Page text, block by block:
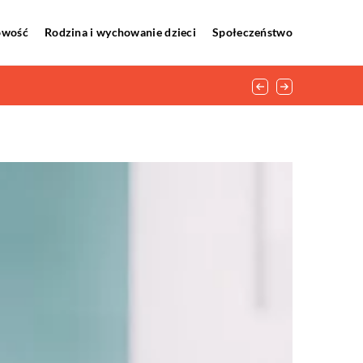
Rodzina i wychowanie dzieci Społeczeństwo